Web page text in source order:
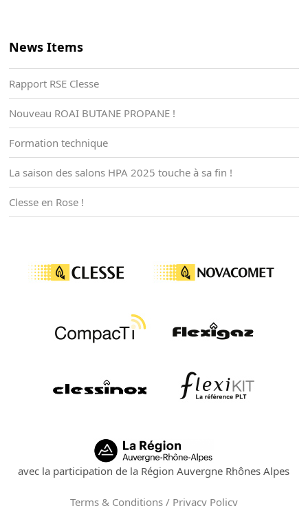
News Items
Rapport RSE Clesse
Nouveau ROAI BUTANE PROPANE !
Formation technique
La saison des salons HPA 2025 touche à sa fin !
Clesse en Rose !
avec la participation de la Région Auvergne Rhônes Alpes
Terms & Conditions / Privacy Policy